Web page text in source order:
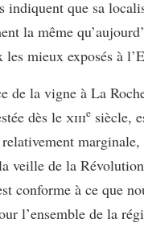
indiquent que sa
la même
les mieux exposés à
de la vigne à La
dès le xiiie siècle,
veille de la Révolution
conforme à ce que
l’ensemble de la